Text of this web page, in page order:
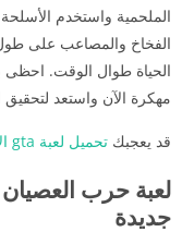
الملحمية واستخدم
الفخاخ والمصاعب على
مهكرة الآن واستعد لتحقيق
قد يعجبك تحميل لعبة gta الاصلية GTA San Andreas للاندرويد
لعبة حرب
جديدة